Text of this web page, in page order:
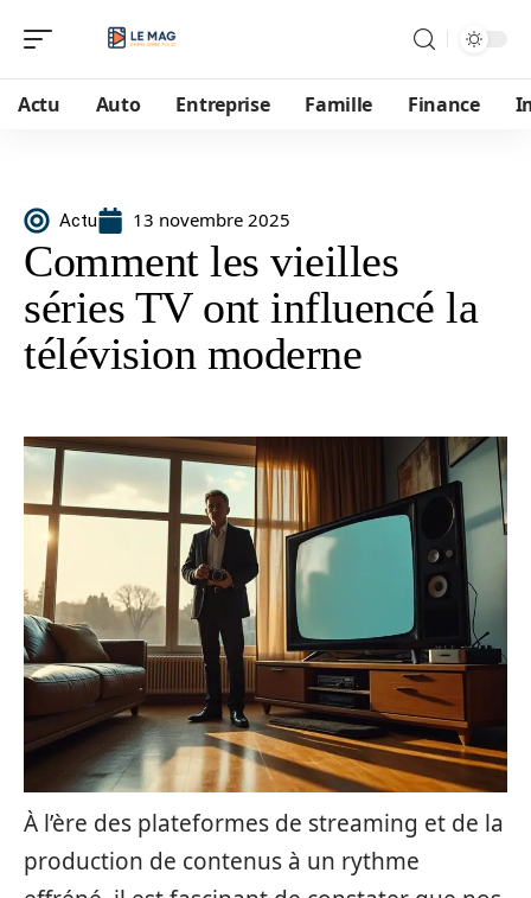
Actu Auto Entreprise Famille Finance
Actu 13 novembre 2025
Comment les vieilles
séries TV ont influencé la
télévision moderne
À l’ère des plateformes de streaming et de la
production de contenus à un rythme